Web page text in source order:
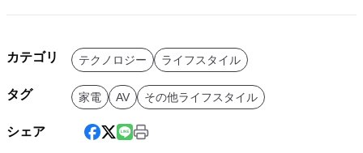
カテゴリ テクノロジー ライフスタイル
タグ 家電 AV その他ライフスタイル
シェア